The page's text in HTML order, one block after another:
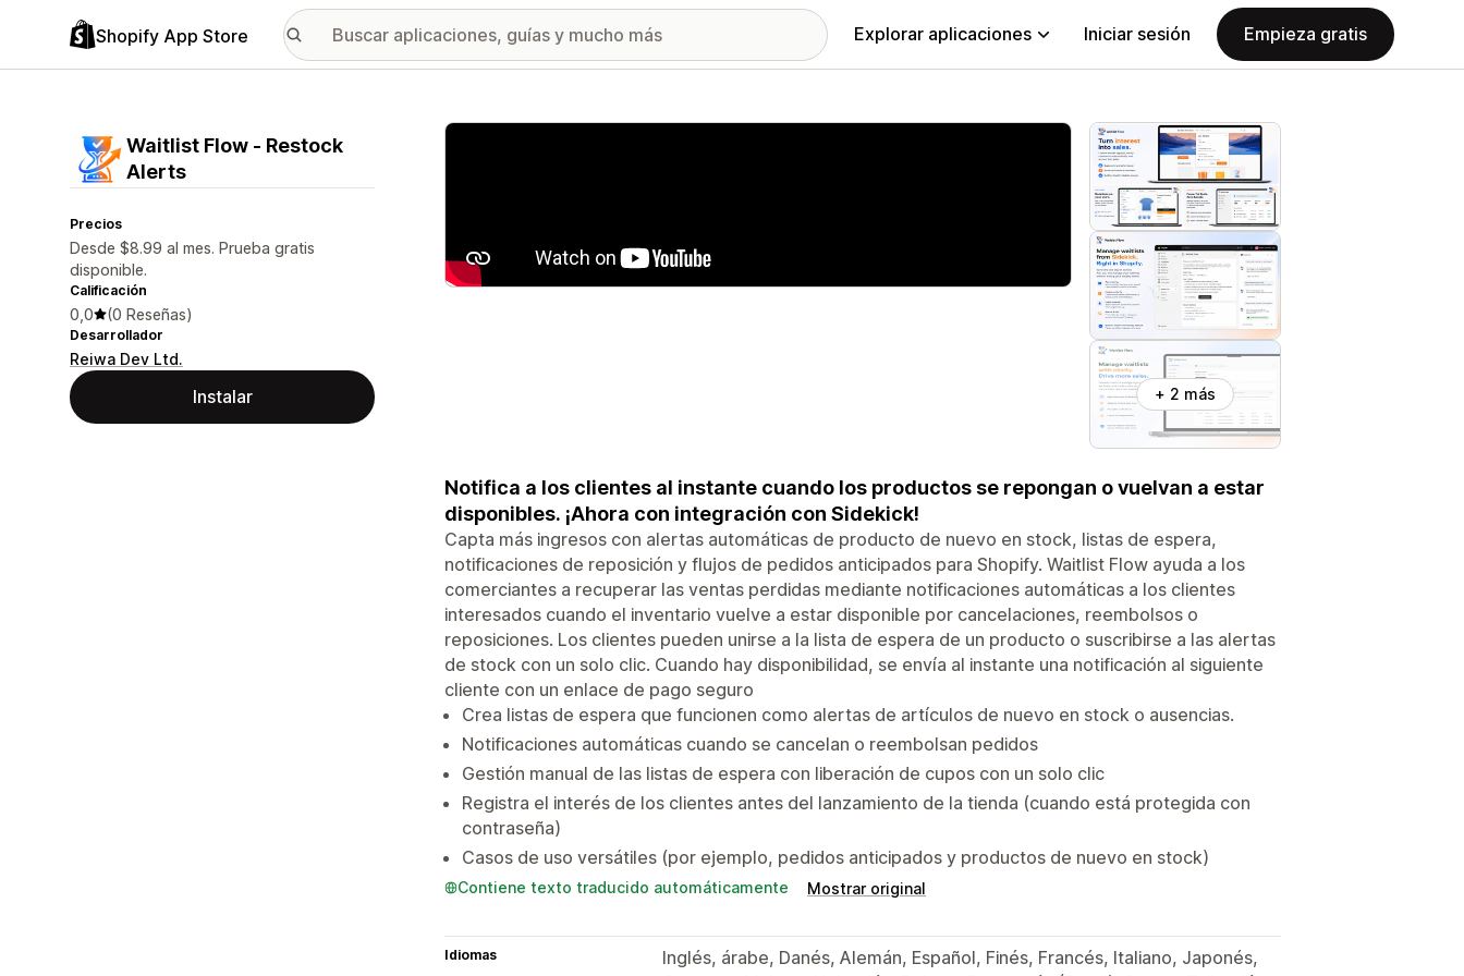
Shopify App Store Explorar aplicaciones Iniciar sesión Empieza gratis
Waitlist Flow ‑ Restock
Alerts
Precios
Desde $8.99 al mes. Prueba gratis
disponible.
Calificación
0,0 (0 Reseñas)
Desarrollador
Reiwa Dev Ltd.
Instalar
Galería de imágenes destacadas
+ 2 más
Notifica a los clientes al instante cuando los productos se repongan o vuelvan a estar
disponibles. ¡Ahora con integración con Sidekick!
Capta más ingresos con alertas automáticas de producto de nuevo en stock, listas de espera,
notificaciones de reposición y flujos de pedidos anticipados para Shopify. Waitlist Flow ayuda a los
comerciantes a recuperar las ventas perdidas mediante notificaciones automáticas a los clientes
interesados cuando el inventario vuelve a estar disponible por cancelaciones, reembolsos o
reposiciones. Los clientes pueden unirse a la lista de espera de un producto o suscribirse a las alertas
de stock con un solo clic. Cuando hay disponibilidad, se envía al instante una notificación al siguiente
cliente con un enlace de pago seguro
Crea listas de espera que funcionen como alertas de artículos de nuevo en stock o ausencias.
Notificaciones automáticas cuando se cancelan o reembolsan pedidos
Gestión manual de las listas de espera con liberación de cupos con un solo clic
Registra el interés de los clientes antes del lanzamiento de la tienda (cuando está protegida con
contraseña)
Casos de uso versátiles (por ejemplo, pedidos anticipados y productos de nuevo en stock)
Contiene texto traducido automáticamente Mostrar original
Idiomas
Inglés, árabe, Danés, Alemán, Español, Finés, Francés, Italiano, Japonés,